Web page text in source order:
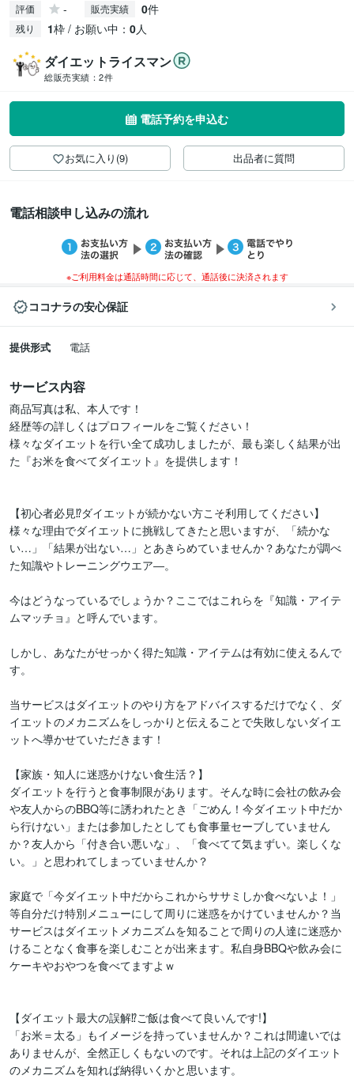
評価 - 販売実績 0件
残り 1枠 / お願い中： 0人
ダイエットライスマン
総販売実績： 2件
電話予約を申込む
お気に入り(9) 出品者に質問
電話相談申し込みの流れ
※ご利用料金は通話時間に応じて、通話後に決済されます
ココナラの安心保証
提供形式 電話
サービス内容
商品写真は私、本人です！
経歴等の詳しくはプロフィールをご覧ください！
様々なダイエットを行い全て成功しましたが、最も楽しく結果が出
た『お米を食べてダイエット』を提供します！
【初心者必見⁉ダイエットが続かない方こそ利用してください】
様々な理由でダイエットに挑戦してきたと思いますが、「続かな
い…」「結果が出ない…」とあきらめていませんか？あなたが調べ
た知識やトレーニングウエア―。
今はどうなっているでしょうか？ここではこれらを『知識・アイテ
ムマッチョ』と呼んでいます。
しかし、あなたがせっかく得た知識・アイテムは有効に使えるんで
す。
当サービスはダイエットのやり方をアドバイスするだけでなく、ダ
イエットのメカニズムをしっかりと伝えることで失敗しないダイエ
ットへ導かせていただきます！
【家族・知人に迷惑かけない食生活？】
ダイエットを行うと食事制限があります。そんな時に会社の飲み会
や友人からのBBQ等に誘われたとき「ごめん！今ダイエット中だか
ら行けない」または参加したとしても食事量セーブしていません
か？友人から「付き合い悪いな」、「食べてて気まずい。楽しくな
い。」と思われてしまっていませんか？
家庭で「今ダイエット中だからこれからササミしか食べないよ！」
等自分だけ特別メニューにして周りに迷惑をかけていませんか？当
サービスはダイエットメカニズムを知ることで周りの人達に迷惑か
けることなく食事を楽しむことが出来ます。私自身BBQや飲み会に
ケーキやおやつを食べてますよｗ
【ダイエット最大の誤解⁉ご飯は食べて良いんです!】
「お米＝太る」もイメージを持っていませんか？これは間違いでは
ありませんが、全然正しくもないのです。それは上記のダイエット
のメカニズムを知れば納得いくかと思います。